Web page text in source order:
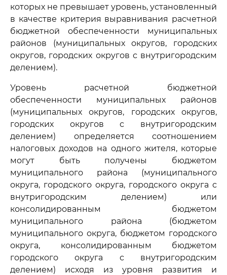
которых не превышает уровень, установленный
в качестве критерия выравнивания расчетной
бюджетной обеспеченности муниципальных
районов (муниципальных округов, городских
округов, городских округов с внутригородским
делением).
Уровень расчетной бюджетной
обеспеченности муниципальных районов
(муниципальных округов, городских округов,
городских округов с внутригородским
делением) определяется соотношением
налоговых доходов на одного жителя, которые
могут быть получены бюджетом
муниципального района (муниципального
округа, городского округа, городского округа с
внутригородским делением) или
консолидированным бюджетом
муниципального района (бюджетом
муниципального округа, бюджетом городского
округа, консолидированным бюджетом
городского округа с внутригородским
делением) исходя из уровня развития и